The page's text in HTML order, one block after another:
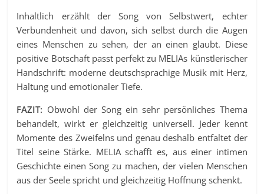
Inhaltlich erzählt der Song von Selbstwert, echter
Verbundenheit und davon, sich selbst durch die Augen
eines Menschen zu sehen, der an einen glaubt. Diese
positive Botschaft passt perfekt zu MELIAs künstlerischer
Handschrift: moderne deutschsprachige Musik mit Herz,
Haltung und emotionaler Tiefe.
FAZIT: Obwohl der Song ein sehr persönliches Thema
behandelt, wirkt er gleichzeitig universell. Jeder kennt
Momente des Zweifelns und genau deshalb entfaltet der
Titel seine Stärke. MELIA schafft es, aus einer intimen
Geschichte einen Song zu machen, der vielen Menschen
aus der Seele spricht und gleichzeitig Hoffnung schenkt.